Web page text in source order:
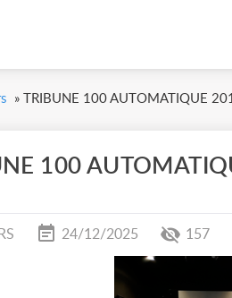
» TRIBUNE 100 AUTOMATIQUE
100
24/12/2025 157